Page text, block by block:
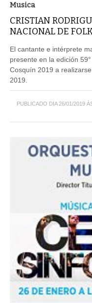
Musica
CRISTIAN
NACIONAL DE
El cantante e intérprete
presente en la edición
Cosquín 2019 a
2019.
PUBLICADO DIA 26/01/2019